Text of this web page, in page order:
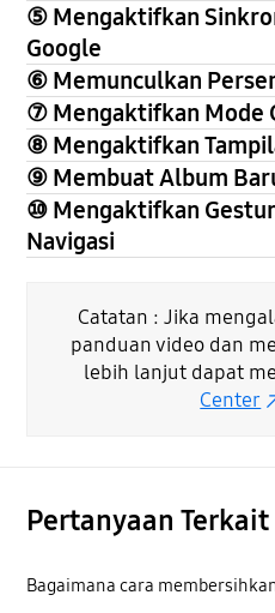
⑤ Mengaktifkan
Google
⑥ Memunculkan
⑦ Mengaktifkan Mode
⑧ Mengaktifkan
⑨ Membuat Album
⑩ Mengaktifkan Gestur
Navigasi
Catatan : Jika
panduan video dan
lebih lanjut dapat
Center
Pertanyaan Terkait
Bagaimana cara